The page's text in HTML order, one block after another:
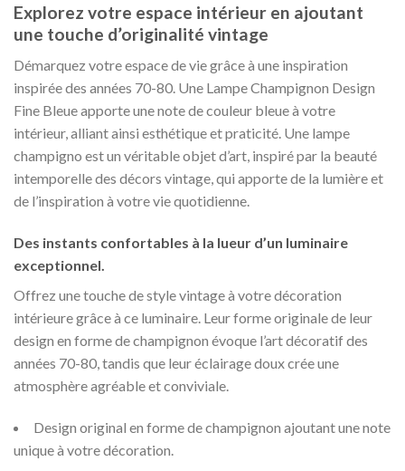
Explorez votre espace intérieur en ajoutant
une touche d’originalité vintage
Démarquez votre espace de vie grâce à une inspiration
inspirée des années 70-80. Une Lampe Champignon Design
Fine Bleue apporte une note de couleur bleue à votre
intérieur, alliant ainsi esthétique et praticité. Une lampe
champigno est un véritable objet d’art, inspiré par la beauté
intemporelle des décors vintage, qui apporte de la lumière et
de l’inspiration à votre vie quotidienne.
Des instants confortables à la lueur d’un luminaire
exceptionnel.
Offrez une touche de style vintage à votre décoration
intérieure grâce à ce luminaire. Leur forme originale de leur
design en forme de champignon évoque l’art décoratif des
années 70-80, tandis que leur éclairage doux crée une
atmosphère agréable et conviviale.
Design original en forme de champignon ajoutant une note
unique à votre décoration.